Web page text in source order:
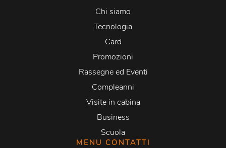
Chi siamo
Tecnologia
Card
Promozioni
Rassegne ed Eventi
Compleanni
Visite in cabina
Business
Scuola
MENU CONTATTI